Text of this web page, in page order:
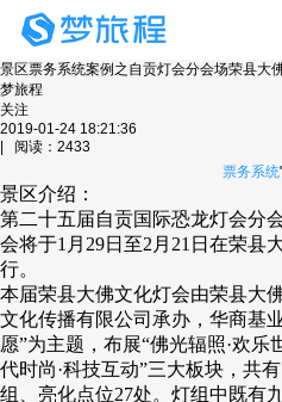
景区票务系统案例之自贡灯会分会场荣县大
梦旅程
关注
2019-01-24 18:21:36
| 阅读：2433
票务系统
景区介绍：
第二十五届自贡国际恐龙灯会
会将于1月29日至2月21日在荣县
行。
本届荣县大佛文化灯会由荣县大
文化传播有限公司承办，华商基
愿”为主题，布展“佛光辐照·欢乐
代时尚·科技互动”三大板块，共
组、亮化点位27处。灯组中既有